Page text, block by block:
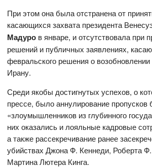
При этом она была отстранена от
касающихся захвата президента
Мадуро в январе, и отсутствовала при
решений и публичных заявлениях,
февральского решения о
Ирану.
Среди якобы достигнутых успехов, о
прессе, было аннулирование пропусков
«злоумышленников из глубинного
них оказались и лояльные кадровые
а также рассекречивание ранее
убийствах Джона Ф. Кеннеди, Роберта
Мартина Лютера Кинга.